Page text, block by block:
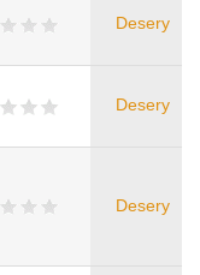
Desery
Desery
Desery